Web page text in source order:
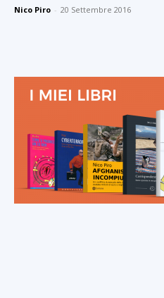
Nico Piro - 20 Settembre 2016